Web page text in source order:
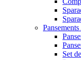
Set